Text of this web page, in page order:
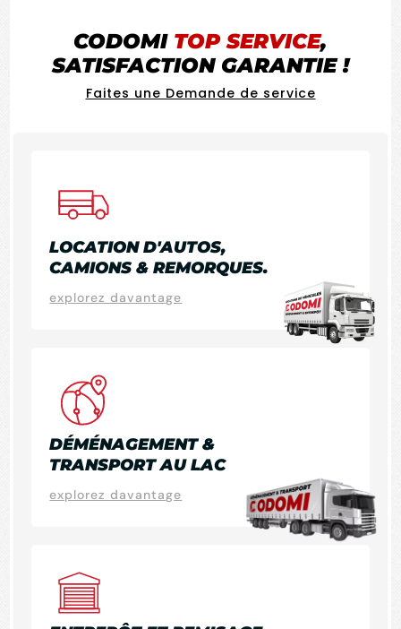
CODOMI TOP SERVICE,
SATISFACTION GARANTIE !
Faites une Demande de service
LOCATION D'AUTOS,
CAMIONS & REMORQUES.
explorez davantage
DÉMÉNAGEMENT &
TRANSPORT AU LAC
explorez davantage